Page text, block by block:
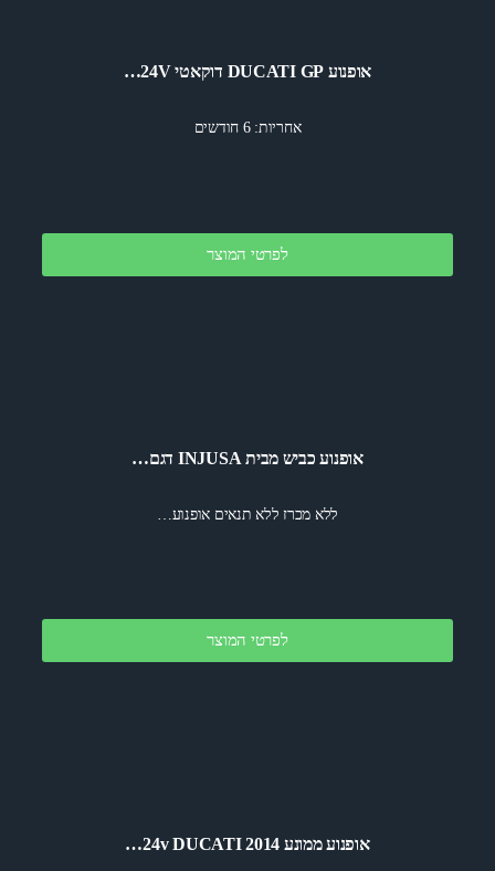
אופנוע DUCATI GP דוקאטי 24V…
אחריות: 6 חודשים
לפרטי המוצר
אופנוע כביש מבית INJUSA דגם…
ללא מכרז ללא תנאים אופנוע…
לפרטי המוצר
אופנוע ממונע 2014 24v DUCATI…